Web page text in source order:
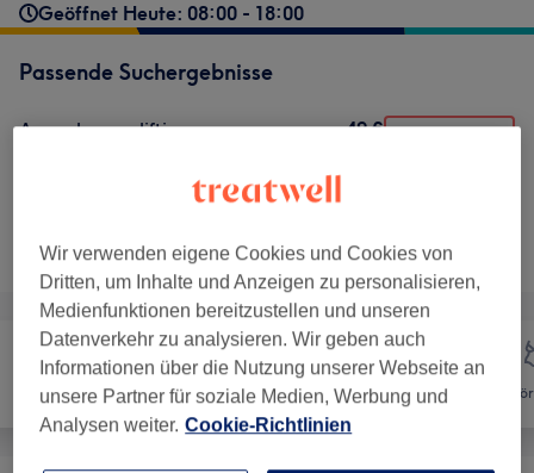
Geöffnet Heute: 08:00 - 18:00
Passende Suchergebnisse
Augenbrauenlifting
49 €
Alle Services
Nägel Gesicht
Wir verwenden eigene Cookies und Cookies von
Dritten, um Inhalte und Anzeigen zu personalisieren,
Medienfunktionen bereitzustellen und unseren
Datenverkehr zu analysieren. Wir geben auch
Informationen über die Nutzung unserer Webseite an
unsere Partner für soziale Medien, Werbung und
Analysen weiter. Cookie-Richtlinien